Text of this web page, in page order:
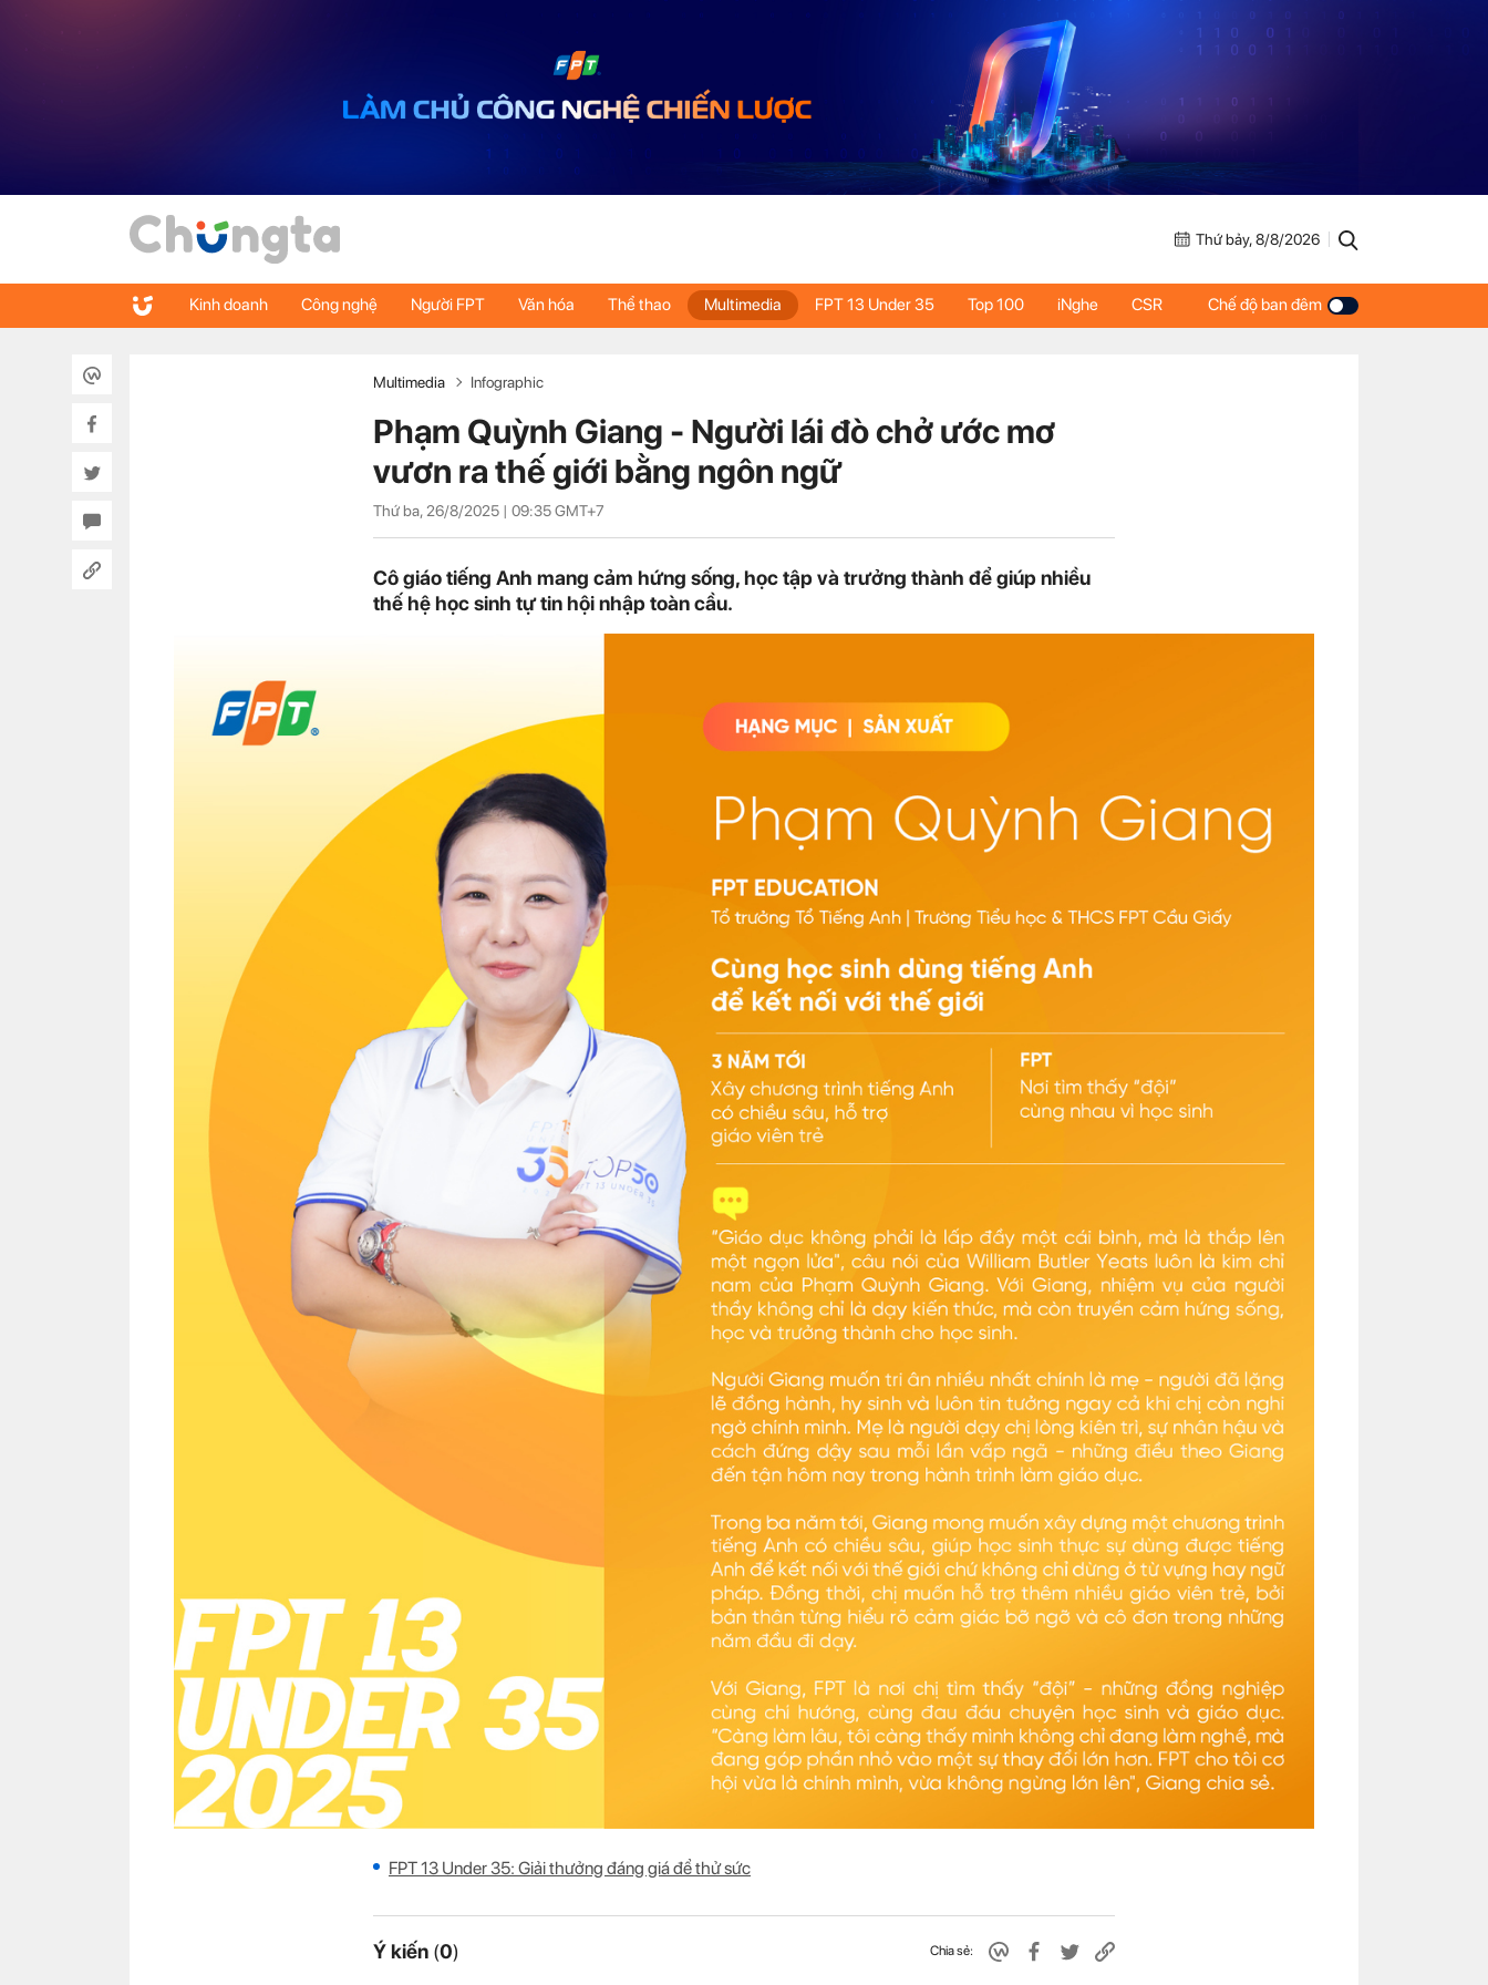
Thứ bảy, 8/8/2026
Kinh doanh Công nghệ Người FPT Văn hóa Thể thao Multimedia FPT 13 Under 35 Top 100 iNghe CSR Chế độ ban đêm
Multimedia Infographic
Phạm Quỳnh Giang - Người lái đò chở ước mơ
vươn ra thế giới bằng ngôn ngữ
Thứ ba, 26/8/2025 | 09:35GMT+7
Cô giáo tiếng Anh mang cảm hứng sống, học tập và trưởng thành để giúp nhiều
thế hệ học sinh tự tin hội nhập toàn cầu.
FPT 13 Under 35: Giải thưởng đáng giá để thử sức
Ý kiến (0) Chia sẻ: